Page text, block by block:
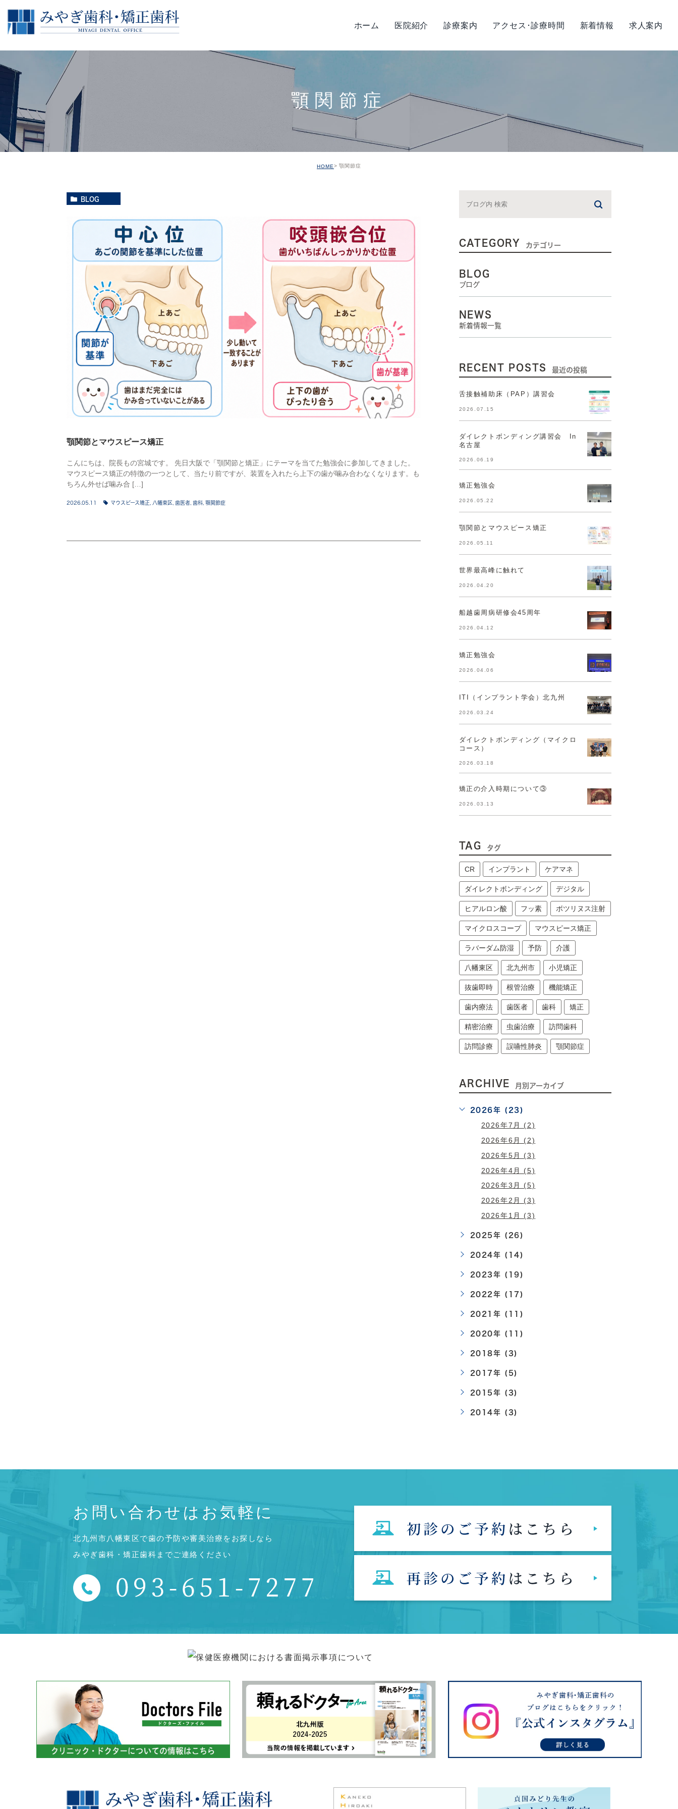
ホーム 医院紹介 診療案内
審美治療 ホワイトニング 訪問歯科診療
アクセス･診療時間 新着情報 求人案内
顎関節症
HOME 顎関節症
BLOG
顎関節とマウスピース矯正
こんにちは、院長もの宮城です。 先日大阪で「顎関節と矯正」にテーマを当てた勉強会に参加してきました。
マウスピース矯正の特徴の一つとして、当たり前ですが、装置を入れたら上下の歯が噛み合わなくなります。も
ちろん外せば噛み合 […]
2026.05.11 マウスピース矯正 八幡東区 歯医者 歯科 顎関節症
CATEGORY カテゴリー
BLOG
ブログ
NEWS
新着情報一覧
RECENT POSTS 最近の投稿
舌接触補助床（PAP）講習会
2026.07.15
ダイレクトボンディング講習会 In
名古屋
2026.06.19
矯正勉強会
2026.05.22
顎関節とマウスピース矯正
2026.05.11
世界最高峰に触れて
2026.04.20
船越歯周病研修会45周年
2026.04.12
矯正勉強会
2026.04.06
ITI（インプラント学会）北九州
2026.03.24
ダイレクトボンディング（マイクロ
コース）
2026.03.18
矯正の介入時期について③
2026.03.13
TAG タグ
CR インプラント ケアマネ
ダイレクトボンディング デジタル
ヒアルロン酸 フッ素 ボツリヌス注射
マイクロスコープ マウスピース矯正
ラバーダム防湿 予防 介護
八幡東区 北九州市 小児矯正
抜歯即時 根管治療 機能矯正
歯内療法 歯医者 歯科 矯正
精密治療 虫歯治療 訪問歯科
訪問診療 誤嚥性肺炎 顎関節症
ARCHIVE 月別アーカイブ
2026年 (23)
2026年7月 (2)
2026年6月 (2)
2026年5月 (3)
2026年4月 (5)
2026年3月 (5)
2026年2月 (3)
2026年1月 (3)
2025年 (26)
2024年 (14)
2023年 (19)
2022年 (17)
2021年 (11)
2020年 (11)
2018年 (3)
2017年 (5)
2015年 (3)
2014年 (3)
お問い合わせはお気軽に
北九州市八幡東区で歯の予防や審美治療をお探しなら
みやぎ歯科・矯正歯科までご連絡ください